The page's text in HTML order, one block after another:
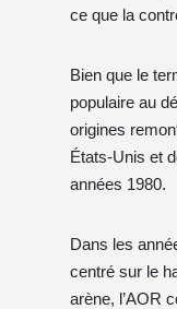
ce que la
Bien que le
populaire au
origines
États-Unis et
années 1980.
Dans les
centré sur le
arène, l’AOR